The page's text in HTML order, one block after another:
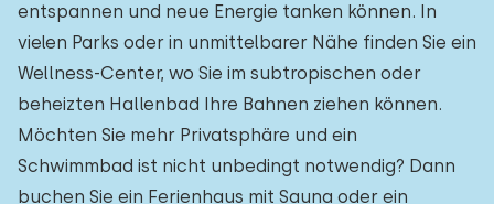
entspannen und neue Energie tanken können. In
vielen Parks oder in unmittelbarer Nähe finden Sie ein
Wellness-Center, wo Sie im subtropischen oder
beheizten Hallenbad Ihre Bahnen ziehen können.
Möchten Sie mehr Privatsphäre und ein
Schwimmbad ist nicht unbedingt notwendig? Dann
buchen Sie ein Ferienhaus mit Sauna oder ein